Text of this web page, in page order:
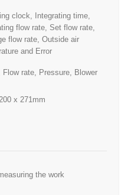
clock, Integrating time,
flow rate, Set flow rate,
flow rate, Outside air
and Error
Flow rate, Pressure, Blower
x 271mm
the work